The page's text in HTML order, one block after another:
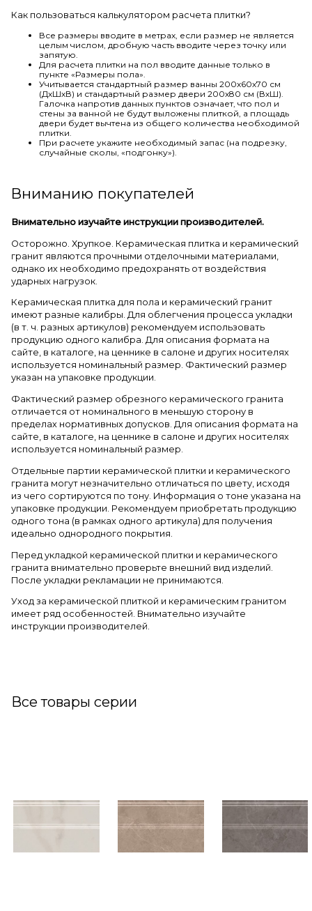
Как пользоваться калькулятором расчета плитки?
Все размеры вводите в метрах, если размер не является
целым числом, дробную часть вводите через точку или
запятую.
Для расчета плитки на пол вводите данные только в
пункте «Размеры пола».
Учитывается стандартный размер ванны 200х60х70 см
(ДхШхВ) и стандартный размер двери 200х80 см (ВхШ).
Галочка напротив данных пунктов означает, что пол и
стены за ванной не будут выложены плиткой, а площадь
двери будет вычтена из общего количества необходимой
плитки.
При расчете укажите необходимый запас (на подрезку,
случайные сколы, «подгонку»).
Вниманию покупателей
Внимательно изучайте инструкции производителей.
Осторожно. Хрупкое. Керамическая плитка и керамический
гранит являются прочными отделочными материалами,
однако их необходимо предохранять от воздействия
ударных нагрузок.
Керамическая плитка для пола и керамический гранит
имеют разные калибры. Для облегчения процесса укладки
(в т. ч. разных артикулов) рекомендуем использовать
продукцию одного калибра. Для описания формата на
сайте, в каталоге, на ценнике в салоне и других носителях
используется номинальный размер. Фактический размер
указан на упаковке продукции.
Фактический размер обрезного керамического гранита
отличается от номинального в меньшую сторону в
пределах нормативных допусков. Для описания формата на
сайте, в каталоге, на ценнике в салоне и других носителях
используется номинальный размер.
Отдельные партии керамической плитки и керамического
гранита могут незначительно отличаться по цвету, исходя
из чего сортируются по тону. Информация о тоне указана на
упаковке продукции. Рекомендуем приобретать продукцию
одного тона (в рамках одного артикула) для получения
идеально однородного покрытия.
Перед укладкой керамической плитки и керамического
гранита внимательно проверьте внешний вид изделий.
После укладки рекламации не принимаются.
Уход за керамической плиткой и керамическим гранитом
имеет ряд особенностей. Внимательно изучайте
инструкции производителей.
Все товары серии